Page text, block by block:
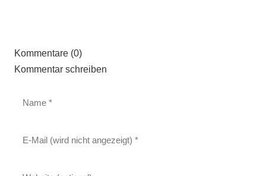
Kommentare (0)
Kommentar schreiben